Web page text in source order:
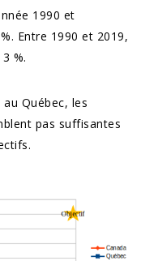
1990 et
Entre 1990 et 2019,
%.
Québec, les
pas suffisantes